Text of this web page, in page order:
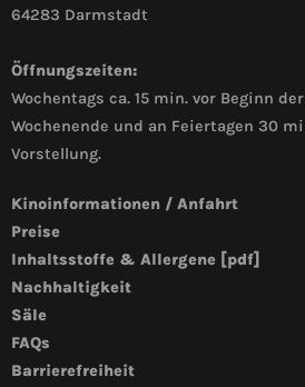
64283 Darmstadt
Öffnungszeiten:
Wochentags ca. 15 min. vor Beginn
Wochenende und an Feiertagen 30
Vorstellung.
Kinoinformationen / Anfahrt
Preise
Inhaltsstoffe & Allergene [pdf]
Nachhaltigkeit
Säle
FAQs
Barrierefreiheit